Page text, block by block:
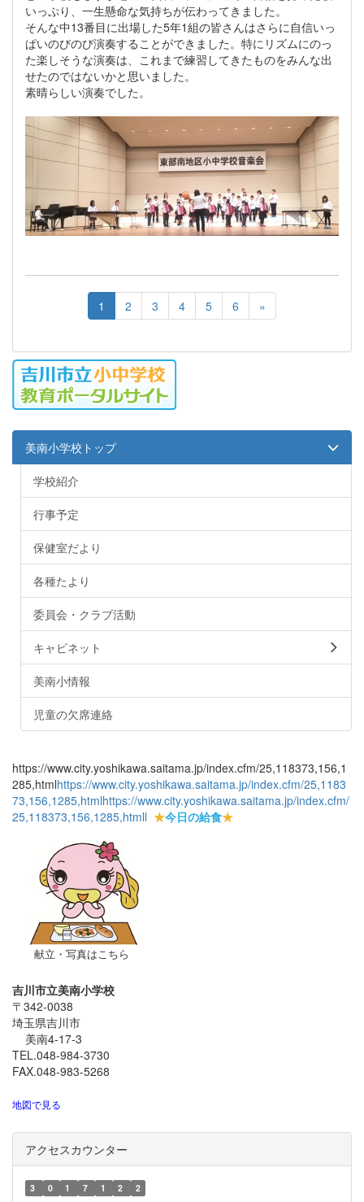
いっぷり、一生懸命な気持ちが伝わってきました。
そんな中13番目に出場した5年1組の皆さんはさらに自信いっ
ぱいのびのび演奏することができました。特にリズムにのっ
た楽しそうな演奏は、これまで練習してきたものをみんな出
せたのではないかと思いました。
素晴らしい演奏でした。
1 2 3 4 5 6 »
美南小学校トップ
学校紹介
行事予定
保健室だより
各種たより
委員会・クラブ活動
キャビネット
美南小情報
児童の欠席連絡
https://www.city.yoshikawa.saitama.jp/index.cfm/25,118373,156,1
285,htmlhttps://www.city.yoshikawa.saitama.jp/index.cfm/25,1183
73,156,1285,htmlhttps://www.city.yoshikawa.saitama.jp/index.cfm/
25,118373,156,1285,htmll ★今日の給食★
献立・写真はこちら
吉川市立美南小学校
〒342-0038
埼玉県吉川市
美南4-17-3
TEL.048-984-3730
FAX.048-983-5268
地図で見る
アクセスカウンター
3 0 1 7 1 2 2